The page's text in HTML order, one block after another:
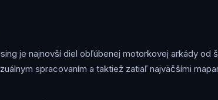
je najnovší diel obľúbenej motorkovej arkády
spracovaním a taktiež zatiaľ najväčšími